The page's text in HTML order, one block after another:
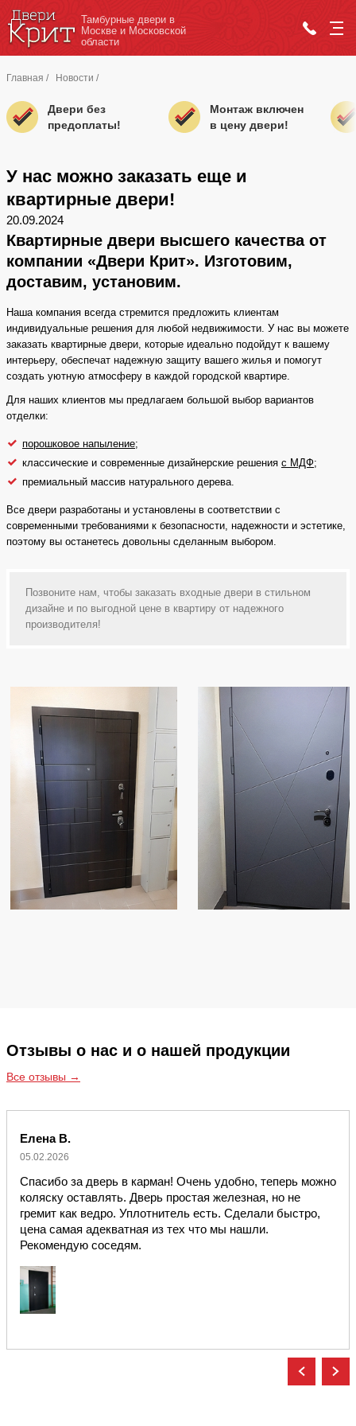
Тамбурные двери в
Москве и Московской
области
Главная / Новости /
Двери без
предоплаты!
Монтаж включен
в цену двери!
У нас можно заказать еще и
квартирные двери!
20.09.2024
Квартирные двери высшего качества от
компании «Двери Крит». Изготовим,
доставим, установим.
Наша компания всегда стремится предложить клиентам
индивидуальные решения для любой недвижимости. У нас вы можете
заказать квартирные двери, которые идеально подойдут к вашему
интерьеру, обеспечат надежную защиту вашего жилья и помогут
создать уютную атмосферу в каждой городской квартире.
Для наших клиентов мы предлагаем большой выбор вариантов
отделки:
порошковое напыление;
классические и современные дизайнерские решения с МДФ;
премиальный массив натурального дерева.
Все двери разработаны и установлены в соответствии с
современными требованиями к безопасности, надежности и эстетике,
поэтому вы останетесь довольны сделанным выбором.
Позвоните нам, чтобы заказать входные двери в стильном
дизайне и по выгодной цене в квартиру от надежного
производителя!
Отзывы о нас и о нашей продукции
Все отзывы →
Елена В.
05.02.2026
Спасибо за дверь в карман! Очень удобно, теперь можно
коляску оставлять. Дверь простая железная, но не
гремит как ведро. Уплотнитель есть. Сделали быстро,
цена самая адекватная из тех что мы нашли.
Рекомендую соседям.